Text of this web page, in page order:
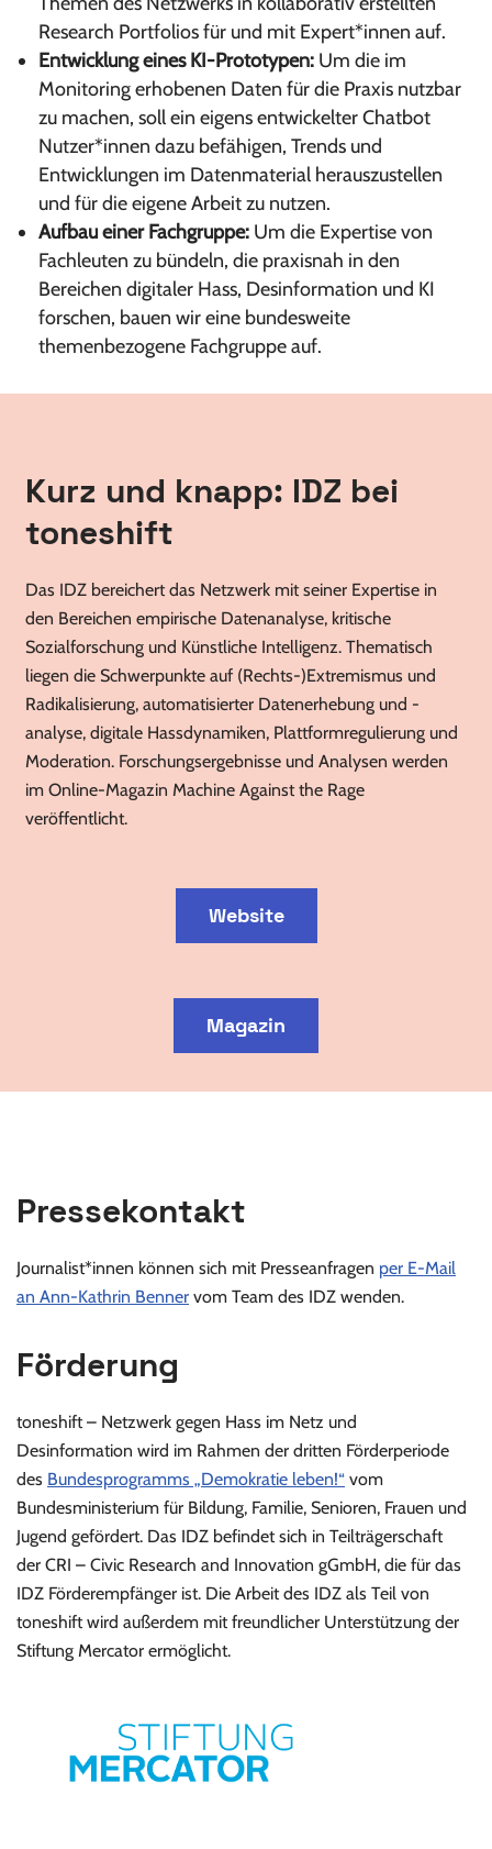
Research Portfolios für und mit Expert*innen auf.
Entwicklung eines KI-Prototypen: Um die im
Monitoring erhobenen Daten für die Praxis nutzbar
zu machen, soll ein eigens entwickelter Chatbot
Nutzer*innen dazu befähigen, Trends und
Entwicklungen im Datenmaterial herauszustellen
und für die eigene Arbeit zu nutzen.
Aufbau einer Fachgruppe: Um die Expertise von
Fachleuten zu bündeln, die praxisnah in den
Bereichen digitaler Hass, Desinformation und KI
forschen, bauen wir eine bundesweite
themenbezogene Fachgruppe auf.
Kurz und knapp: IDZ bei
toneshift
Das IDZ bereichert das Netzwerk mit seiner Expertise in
den Bereichen empirische Datenanalyse, kritische
Sozialforschung und Künstliche Intelligenz. Thematisch
liegen die Schwerpunkte auf (Rechts-)Extremismus und
Radikalisierung, automatisierter Datenerhebung und -
analyse, digitale Hassdynamiken, Plattformregulierung und
Moderation. Forschungsergebnisse und Analysen werden
im Online-Magazin Machine Against the Rage
veröffentlicht.
Website
Magazin
Pressekontakt
Journalist*innen können sich mit Presseanfragen per E-Mail
an Ann-Kathrin Benner vom Team des IDZ wenden.
Förderung
toneshift – Netzwerk gegen Hass im Netz und
Desinformation wird im Rahmen der dritten Förderperiode
des Bundesprogramms „Demokratie leben!“ vom
Bundesministerium für Bildung, Familie, Senioren, Frauen und
Jugend gefördert. Das IDZ befindet sich in Teilträgerschaft
der CRI – Civic Research and Innovation gGmbH, die für das
IDZ Förderempfänger ist. Die Arbeit des IDZ als Teil von
toneshift wird außerdem mit freundlicher Unterstützung der
Stiftung Mercator ermöglicht.